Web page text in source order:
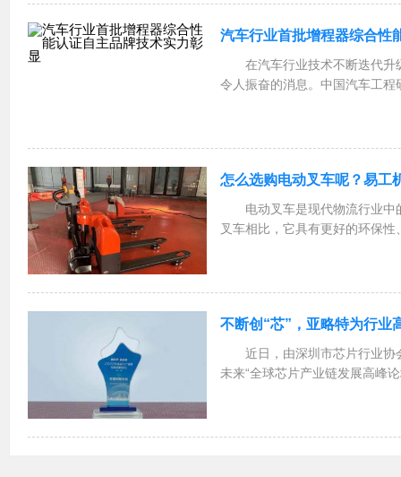
汽车行业首批增程器综合性
在汽车行业技术不断迭代
令人振奋的消息。中国汽车工
怎么选购电动叉车呢？易工
电动叉车是现代物流行业
叉车相比，它具有更好的环保
不断创“芯”，亚略特为行业
近日，由深圳市芯片行业协
未来“全球芯片产业链发展高峰